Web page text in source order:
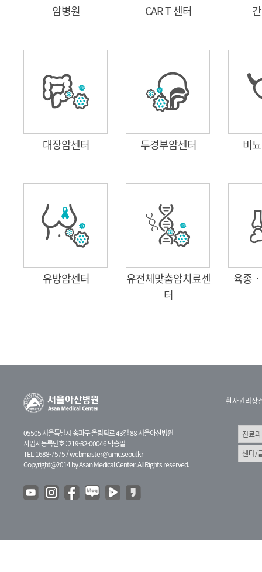
암병원 CAR T 센터
대장암센터 두경부암센터 비
유방암센터
유전체맞춤암치료센
터
육종
05505 서울특별시 송파구 올림픽로 43길 88 서울아산병원
사업자등록번호 : 219-82-00046 박승일
TEL 1688-7575 /webmaster@amc.seoul.kr
Copyright@2014 by Asan Medical Center. All Rights reserved.
환자권리장